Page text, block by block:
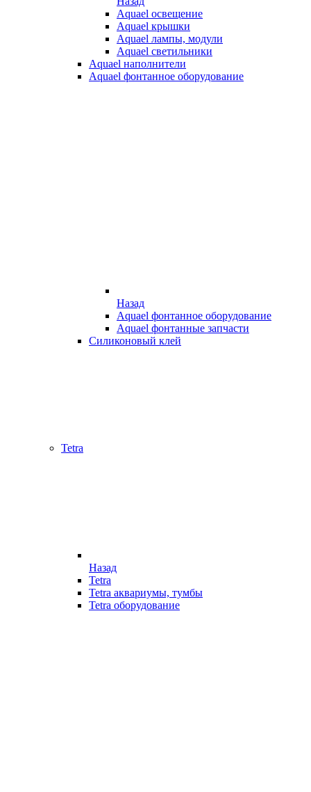
Aquael освещение
Aquael крышки
Aquael лампы, модули
Aquael светильники
Aquael наполнители
Aquael фонтанное оборудование
Назад
Aquael фонтанное оборудование
Aquael фонтанные запчасти
Силиконовый клей
Tetra
Назад
Tetra
Tetra аквариумы, тумбы
Tetra оборудование